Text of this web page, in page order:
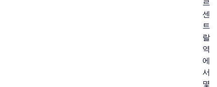
르
센
트
랄
역
에
서
몇